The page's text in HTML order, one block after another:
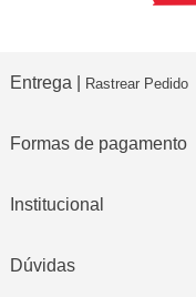
Entrega | Rastrear Pedido
Formas de pagamento
Institucional
Dúvidas